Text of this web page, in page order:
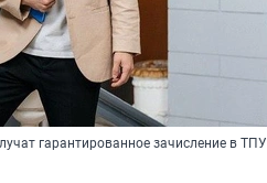
гарантированное зачисление в ТПУ